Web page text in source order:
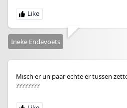
Ineke Endevoets
Misch er un paar echte er tussen
????????